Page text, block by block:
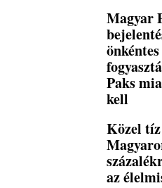
Magyar
önkéntes
Paks
kell
Közel
az